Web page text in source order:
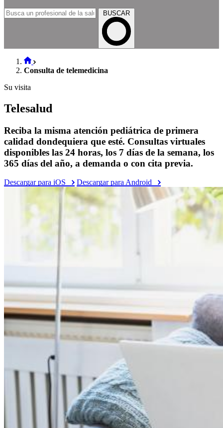
BUSCAR
Consulta de telemedicina
Su visita
Telesalud
Reciba la misma atención pediátrica de primera
calidad dondequiera que esté. Consultas virtuales
disponibles las 24 horas, los 7 días de la semana, los
365 días del año, a demanda o con cita previa.
Descargar para iOS Descargar para Android